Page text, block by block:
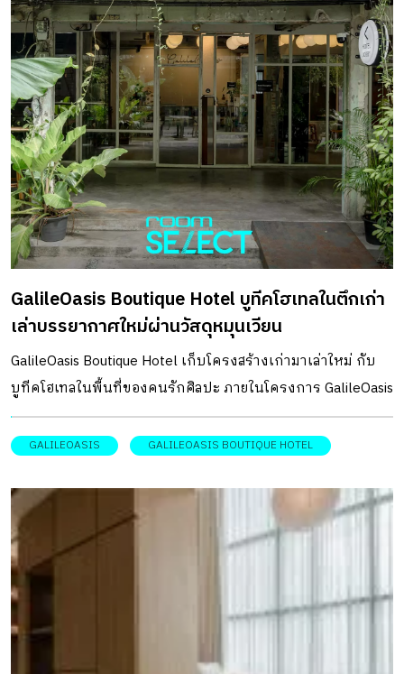
GalileOasis Boutique Hotel บูทีคโฮเทลในตึกเก่า
เล่าบรรยากาศใหม่ผ่านวัสดุหมุนเวียน
GalileOasis Boutique Hotel เก็บโครงสร้างเก่ามาเล่าใหม่ กับ
บูทีคโฮเทลในพื้นที่ของคนรักศิลปะ ภายในโครงการ GalileOasis
สถานที่ที่เป็นเสมือนโอเอซิส เต็มไปด้วยสีเขียวของต้นไม้ และ
เป็นชุมชนแห่งการสร้างสรรค์หลากหลายรูปแบบ ซ่อนตัวอยู่ใน
ในกรุงเทพฯ ย้อนไปที่ตั้งของโครงการ GalileOasis นี้ เคยเป็น
เวิ้งตึกแถวจำนวน 20 คูหา อายุ 50 ปี ซึ่งมีผู้อยู่อาศัยจริงมาก่อน
ก่อนหมดสัญญาเช่า และมีสภาพเสื่อมโทรมอย่างหนัก กระทั่ง
อาจารย์รัศมี เผ่าเหลืองทอง อาจารย์สอนด้านการละคร และ
ครอบครัว ได้เปิดโอกาสให้ลูกศิษย์กลุ่มคณะละครสองแปด เข้า
มาเปลี่ยนพื้นที่ให้กลายเป็นคอมมูนิตี้สเปซแหล่งรวมคนรักงาน
ศิลปะ และพื้นที่ตอบโจทย์ไลฟ์สไตล์คนรุ่นใหม่ ที่นี่จึงกลับมามี
GALILEOASIS GALILEOASIS BOUTIQUE HOTEL